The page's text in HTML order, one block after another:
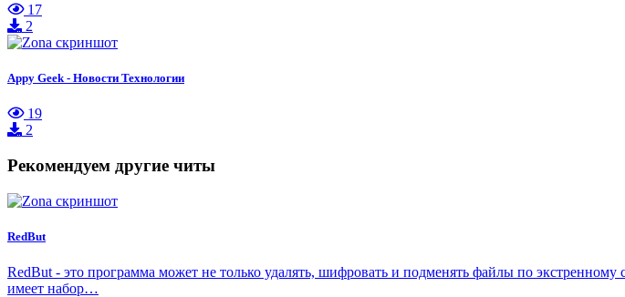
17
2
Appy Geek - Новости Технологии
19
2
Рекомендуем другие читы
RedBut
RedBut - это программа может не только удалять, шифровать и подменять файлы по
имеет набор…